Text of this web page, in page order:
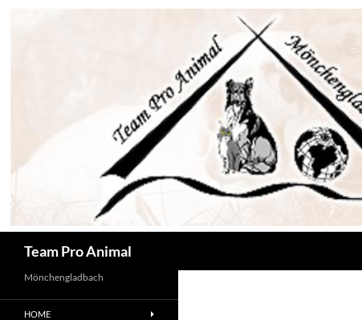
Team Pro Animal
Mönchengladbach
HOME